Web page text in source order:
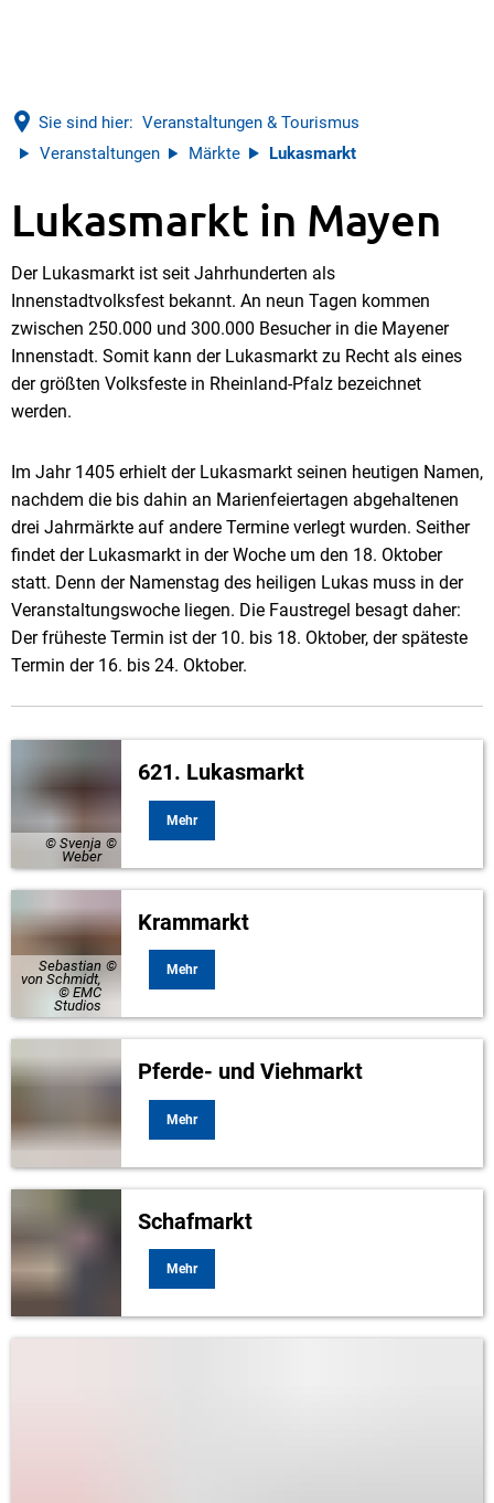
Sie sind hier: Veranstaltungen & Tourismus
Veranstaltungen
Märkte Lukasmarkt
Lukasmarkt
Lukasmarkt in Mayen
Der Lukasmarkt ist seit Jahrhunderten als
Innenstadtvolksfest bekannt. An neun Tagen kommen
zwischen 250.000 und 300.000 Besucher in die Mayener
Innenstadt. Somit kann der Lukasmarkt zu Recht als eines
der größten Volksfeste in Rheinland-Pfalz bezeichnet
werden.
Im Jahr 1405 erhielt der Lukasmarkt seinen heutigen Namen,
nachdem die bis dahin an Marienfeiertagen abgehaltenen
drei Jahrmärkte auf andere Termine verlegt wurden. Seither
findet der Lukasmarkt in der Woche um den 18. Oktober
statt. Denn der Namenstag des heiligen Lukas muss in der
Veranstaltungswoche liegen. Die Faustregel besagt daher:
Der früheste Termin ist der 10. bis 18. Oktober, der späteste
Termin der 16. bis 24. Oktober.
© Svenja
Weber
621. Lukasmarkt
Mehr
Sebastian
von Schmidt,
© EMC
Studios
Krammarkt
Mehr
Pferde- und Viehmarkt
Mehr
Schafmarkt
Mehr